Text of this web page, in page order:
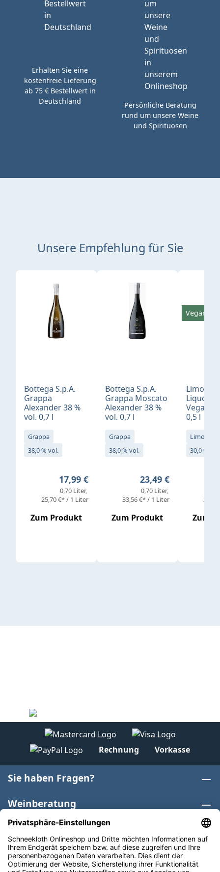
Erhalten Sie eine
kostenfreie Lieferung
ab 75 € Bestellwert in
Deutschland
Persönliche Beratung
rund um unsere Weine
und Spirituosen
Unsere Empfehlung für Sie
Produktgalerie überspringen
Bottega S.p.A.
Grappa
Alexander 38 %
vol. 0,7 l
Grappa
38,0 % vol.
Regulärer Preis:
17,99 €
0,70 Liter
25,70 €* / 1 Liter
Zum Produkt
Bottega S.p.A.
Grappa Moscato
Alexander 38 %
vol. 0,7 l
Grappa
38,0 % vol.
Regulärer Preis:
23,49 €
0,70 Liter
33,56 €* / 1 Liter
Zum Produkt
Liquore
Vegan
0,5 l
30,0 % vol.
Zum
Vegan
Rechnung Vorkasse
Sie haben Fragen?
Weinberatung
Informationen
Weinkategorien